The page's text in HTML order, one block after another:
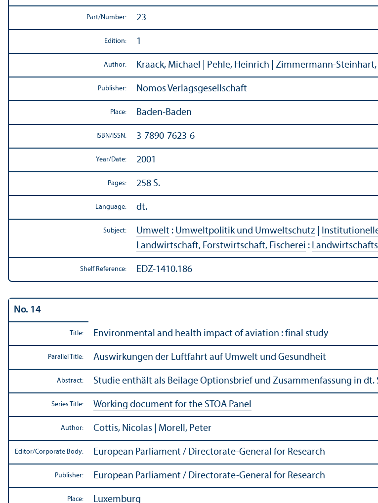
Part/Number: 23
Edition: 1
Author: Kraack, Michael | Pehle, Heinrich | Zimmermann-Steinhart,
Publisher: Nomos Verlagsgesellschaft
Place: Baden-Baden
ISBN/ISSN: 3-7890-7623-6
Year/Date: 2001
Pages: 258 S.
Language: dt.
Subject: Umwelt : Umweltpolitik und Umweltschutz
Landwirtschaft, Forstwirtschaft, Fischerei :
Shelf Reference: EDZ-1410.186
No. 14
Title: Environmental and health impact of aviation : final study
Parallel Title: Auswirkungen der Luftfahrt auf Umwelt und Gesundheit
Abstract: Studie enthält als Beilage Optionsbrief und Zusammenfassung in dt.
Series Title: Working document for the STOA Panel
Author: Cottis, Nicolas | Morell, Peter
Editor/Corporate Body: European Parliament / Directorate-General for Research
Publisher: European Parliament / Directorate-General for Research
Place: Luxemburg